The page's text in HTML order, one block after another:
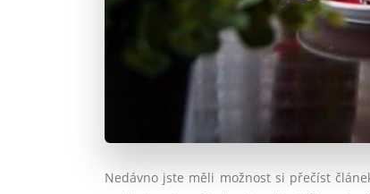
Nedávno jste měli možnost si přečíst